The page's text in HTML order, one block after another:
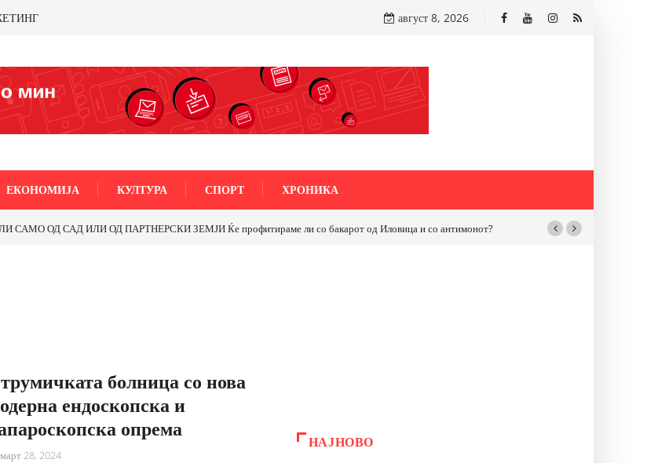
август 8, 2026
ЕКОНОМИЈА КУЛТУРА СПОРТ ХРОНИКА
ОД САД ИЛИ ОД ПАРТНЕРСКИ ЗЕМЈИ Ќе профитираме ли со бакарот од Иловица и со антимонот?
болница со нова
ендоскопска и
опрема
март 28, 2024
НАЈНОВО